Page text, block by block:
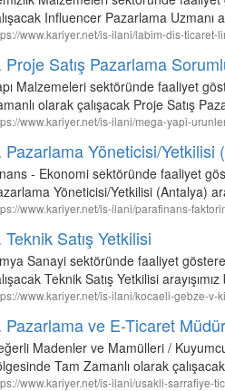
Influencer Pazarlama Uzmanı
www.kariyer.net/is-ilani/labim-dis-
Proje Satış Pazarlama
Malzemeleri sektöründe faaliyet
olarak çalışacak Proje Satış
www.kariyer.net/is-ilani/mega-yapi-
Pazarlama Yöneticisi/Yetkilisi
- Ekonomi sektöründe faaliyet
Yöneticisi/Yetkilisi (Antalya)
www.kariyer.net/is-ilani/parafinans-
Teknik Satış Yetkilisi
Sanayi sektöründe faaliyet
Teknik Satış Yetkilisi
www.kariyer.net/is-ilani/kocaeli-gebze-
Pazarlama ve E-Ticaret
Madenler ve Mamülleri /
Tam Zamanlı olarak
www.kariyer.net/is-ilani/usakli-sarrafiye-